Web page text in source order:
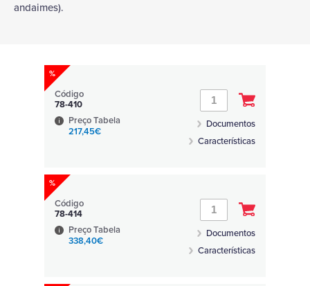
andaimes).
%
Código
78-410
Preço Tabela
217,45€
Documentos
Características
%
Código
78-414
Preço Tabela
338,40€
Documentos
Características